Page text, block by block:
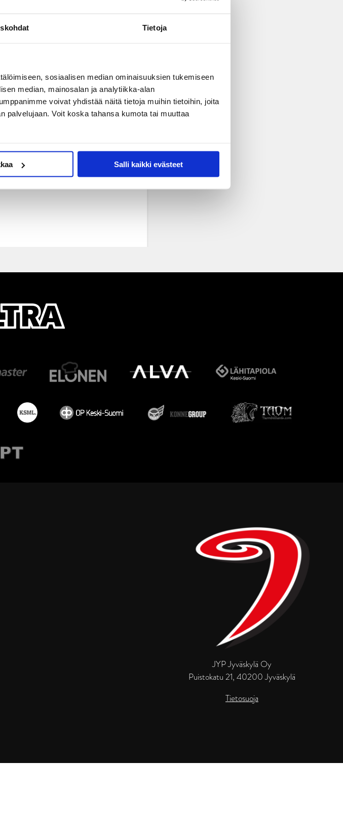
Tietoja
sosiaalisen median ominaisuuksien tukemiseen
median, mainosalan ja analytiikka-alan
voivat yhdistää näitä tietoja muihin tietoihin, joita
palvelujaan. Voit koska tahansa kumota tai muuttaa
Salli kaikki evästeet
siitä, kuinka kiiruhdetaan
napakymppiin vielä
pistelingosta kuoriutui
hyökkääjistä”, Holtari
liigoihin kesien 2017
JYP Jyväskylä Oy
Puistokatu 21, 40200 Jyväskylä
Tietosuoja